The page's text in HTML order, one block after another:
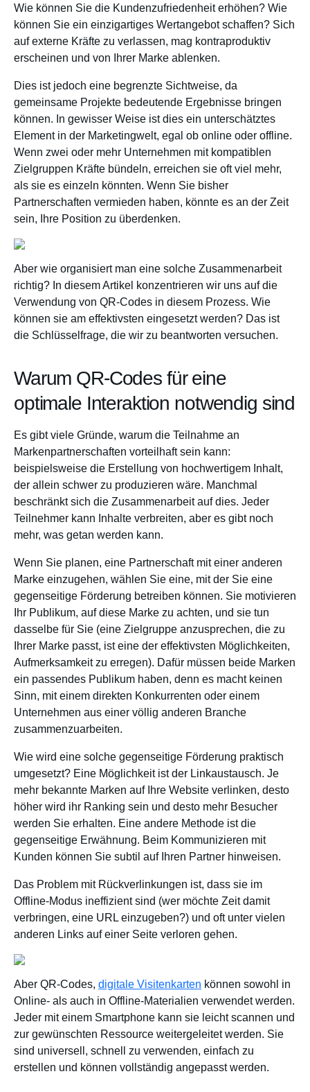
Wie können Sie die Kundenzufriedenheit erhöhen? Wie
können Sie ein einzigartiges Wertangebot schaffen? Sich
auf externe Kräfte zu verlassen, mag kontraproduktiv
erscheinen und von Ihrer Marke ablenken.
Dies ist jedoch eine begrenzte Sichtweise, da
gemeinsame Projekte bedeutende Ergebnisse bringen
können. In gewisser Weise ist dies ein unterschätztes
Element in der Marketingwelt, egal ob online oder offline.
Wenn zwei oder mehr Unternehmen mit kompatiblen
Zielgruppen Kräfte bündeln, erreichen sie oft viel mehr,
als sie es einzeln könnten. Wenn Sie bisher
Partnerschaften vermieden haben, könnte es an der Zeit
sein, Ihre Position zu überdenken.
Aber wie organisiert man eine solche Zusammenarbeit
richtig? In diesem Artikel konzentrieren wir uns auf die
Verwendung von QR-Codes in diesem Prozess. Wie
können sie am effektivsten eingesetzt werden? Das ist
die Schlüsselfrage, die wir zu beantworten versuchen.
Warum QR-Codes für eine
optimale Interaktion notwendig sind
Es gibt viele Gründe, warum die Teilnahme an
Markenpartnerschaften vorteilhaft sein kann:
beispielsweise die Erstellung von hochwertigem Inhalt,
der allein schwer zu produzieren wäre. Manchmal
beschränkt sich die Zusammenarbeit auf dies. Jeder
Teilnehmer kann Inhalte verbreiten, aber es gibt noch
mehr, was getan werden kann.
Wenn Sie planen, eine Partnerschaft mit einer anderen
Marke einzugehen, wählen Sie eine, mit der Sie eine
gegenseitige Förderung betreiben können. Sie motivieren
Ihr Publikum, auf diese Marke zu achten, und sie tun
dasselbe für Sie (eine Zielgruppe anzusprechen, die zu
Ihrer Marke passt, ist eine der effektivsten Möglichkeiten,
Aufmerksamkeit zu erregen). Dafür müssen beide Marken
ein passendes Publikum haben, denn es macht keinen
Sinn, mit einem direkten Konkurrenten oder einem
Unternehmen aus einer völlig anderen Branche
zusammenzuarbeiten.
Wie wird eine solche gegenseitige Förderung praktisch
umgesetzt? Eine Möglichkeit ist der Linkaustausch. Je
mehr bekannte Marken auf Ihre Website verlinken, desto
höher wird ihr Ranking sein und desto mehr Besucher
werden Sie erhalten. Eine andere Methode ist die
gegenseitige Erwähnung. Beim Kommunizieren mit
Kunden können Sie subtil auf Ihren Partner hinweisen.
Das Problem mit Rückverlinkungen ist, dass sie im
Offline-Modus ineffizient sind (wer möchte Zeit damit
verbringen, eine URL einzugeben?) und oft unter vielen
anderen Links auf einer Seite verloren gehen.
Aber QR-Codes, digitale Visitenkarten können sowohl in
Online- als auch in Offline-Materialien verwendet werden.
Jeder mit einem Smartphone kann sie leicht scannen und
zur gewünschten Ressource weitergeleitet werden. Sie
sind universell, schnell zu verwenden, einfach zu
erstellen und können vollständig angepasst werden.